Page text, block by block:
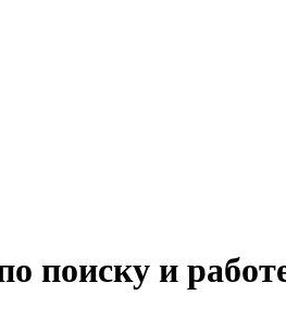
поиску и